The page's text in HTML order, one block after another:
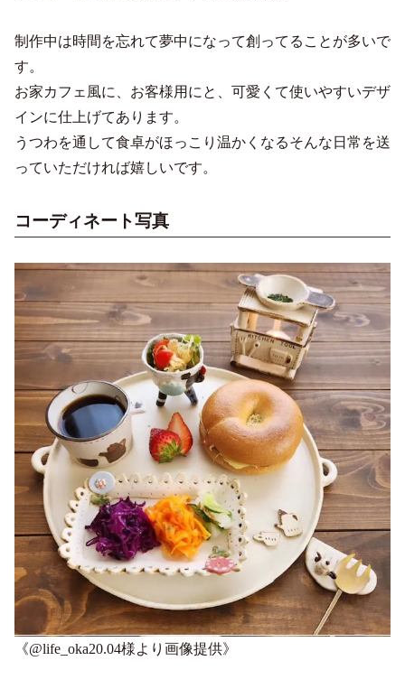
制作中は時間を忘れて夢中になって創ってることが多いで
す。
お家カフェ風に、お客様用にと、可愛くて使いやすいデザ
インに仕上げてあります。
うつわを通して食卓がほっこり温かくなるそんな日常を送
っていただければ嬉しいです。
コーディネート写真
《@life_oka20.04様より画像提供》